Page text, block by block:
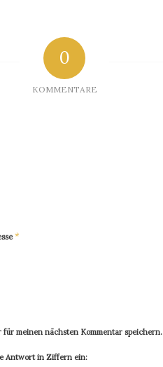
0
KOMMENTARE
*
meinen nächsten Kommentar speichern.
Antwort in Ziffern ein: